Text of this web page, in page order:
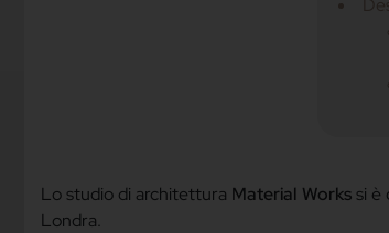
Lo studio di architettura Material Workssi è
Londra.